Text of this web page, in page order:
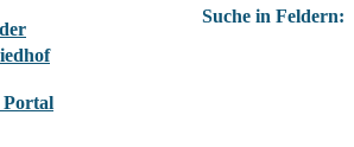
Suche in Feldern: